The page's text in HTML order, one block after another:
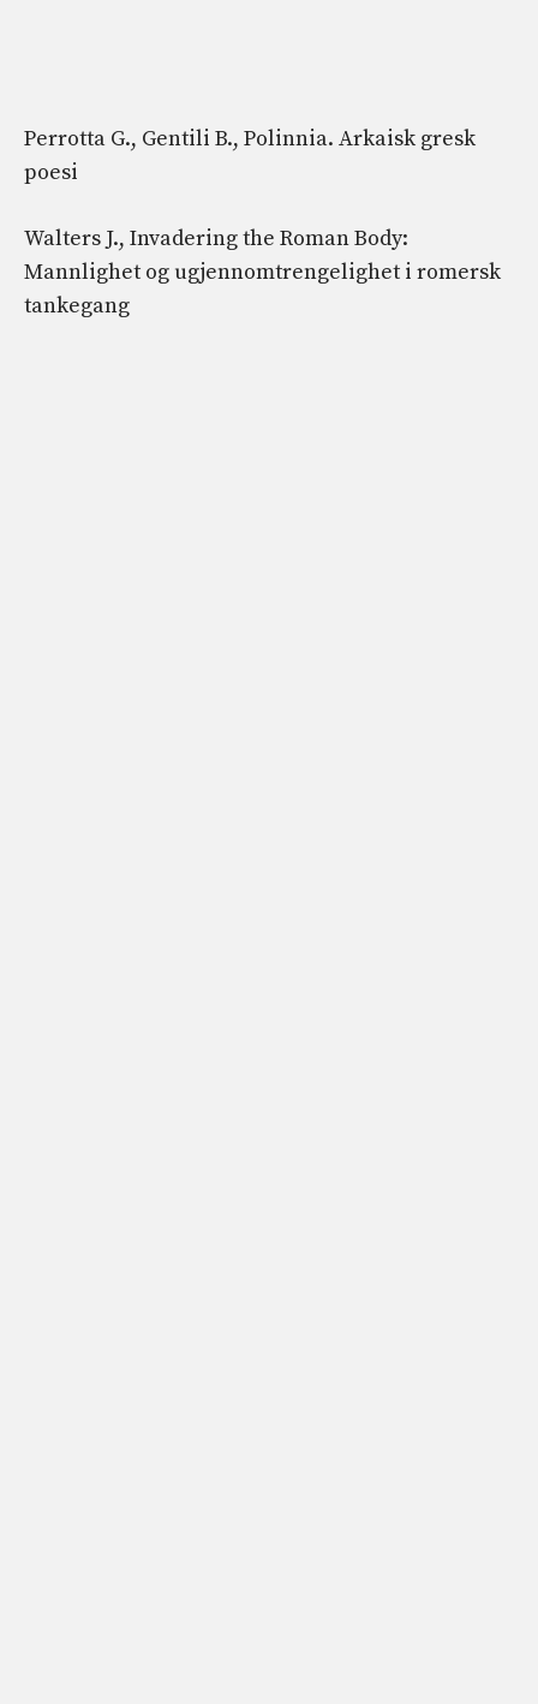
Perrotta G., Gentili B., Polinnia. Arkaisk gresk
poesi
Walters J., Invadering the Roman Body:
Mannlighet og ugjennomtrengelighet i romersk
tankegang